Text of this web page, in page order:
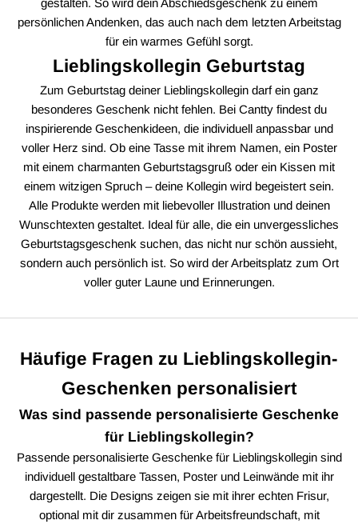
persönlichen Andenken, das auch nach dem letzten Arbeitstag
für ein warmes Gefühl sorgt.
Lieblingskollegin Geburtstag
Zum Geburtstag deiner Lieblingskollegin darf ein ganz
besonderes Geschenk nicht fehlen. Bei Cantty findest du
inspirierende Geschenkideen, die individuell anpassbar und
voller Herz sind. Ob eine Tasse mit ihrem Namen, ein Poster
mit einem charmanten Geburtstagsgruß oder ein Kissen mit
einem witzigen Spruch – deine Kollegin wird begeistert sein.
Alle Produkte werden mit liebevoller Illustration und deinen
Wunschtexten gestaltet. Ideal für alle, die ein unvergessliches
Geburtstagsgeschenk suchen, das nicht nur schön aussieht,
sondern auch persönlich ist. So wird der Arbeitsplatz zum Ort
voller guter Laune und Erinnerungen.
Häufige Fragen zu Lieblingskollegin-
Geschenken personalisiert
Was sind passende personalisierte Geschenke
für Lieblingskollegin?
Passende personalisierte Geschenke für Lieblingskollegin sind
individuell gestaltbare Tassen, Poster und Leinwände mit ihr
dargestellt. Die Designs zeigen sie mit ihrer echten Frisur,
optional mit dir zusammen für Arbeitsfreundschaft, mit